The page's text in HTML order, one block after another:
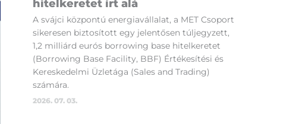
hitelkeretet írt alá
A svájci központú energiavállalat, a MET Csoport
sikeresen biztosított egy jelentősen túljegyzett,
1,2 milliárd eurós borrowing base hitelkeretet
(Borrowing Base Facility, BBF) Értékesítési és
Kereskedelmi Üzletága (Sales and Trading)
számára.
2026. 07. 03.